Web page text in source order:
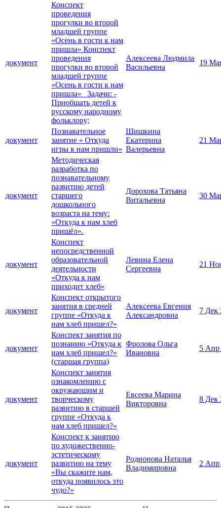
документ
Конспект
проведения
прогулки во второй
младшей группе
«Осень в гости к нам
пришла» Конспект
проведения
прогулки во второй
младшей группе
«Осень в гости к нам
пришла» Задачи: -
Приобщать детей к
русскому народному
фольклору;
Алексеева Людмила
Васильевна
19
документ
Познавательное
занятие « Откуда
игры к нам пришли»
Шишкина
Екатерина
Валерьевна
21
документ
Методическая
разработка по
познавательному
развитию детей
старшего
дошкольного
возраста на тему:
«Откуда к нам хлеб
пришёл».
Дорохова Татьяна
Витальевна
30
документ
Конспект
непосредственной
образовательной
деятельности
«Откуда к нам
приходит хлеб»
Левина Елена
Сергеевна
21
документ
Конспект открытого
занятия в средней
группе «Откуда к
нам хлеб пришел?»
Алексеева Евгения
Александровна
7 Дек
документ
Конспект занятия по
познанию «Откуда к
нам хлеб пришел?»
(старшая группа)
Фролова Ольга
Ивановна
5 Апр
документ
Конспект занятия
ознакомлению с
окружающим и
творческому
развитию в старшей
группе «Откуда к
нам хлеб пришел?»
Евсеева Марина
Викторовна
8 Дек
документ
Конспект к занятию
по художественно-
эстетическому
развитию на тему
«Вы скажите нам,
откуда появилось это
чудо?»
Родионова Наталья
Владимировна
2 Апр